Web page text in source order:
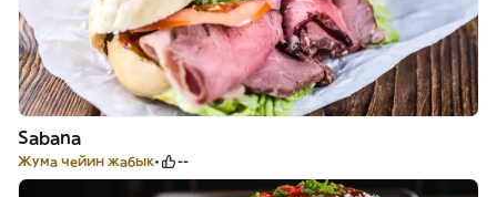
Sabana
Жума чейин жабык --